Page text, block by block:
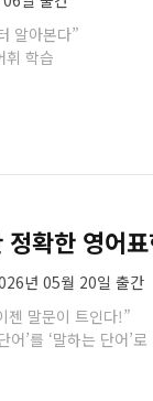
알아본다”
휘 학습
확한 영어
년 05월 20일 출간
젠 말문이 트인다!”
어’를 ‘말하는 단어’